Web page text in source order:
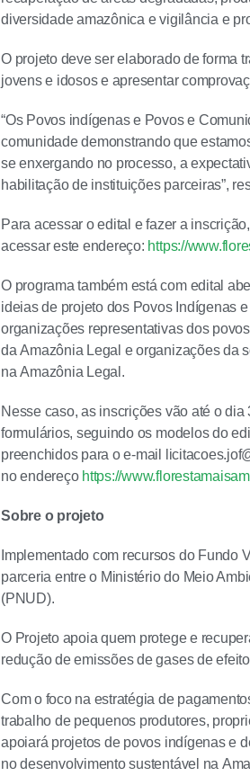
diversidade amazônica e vigilância e
O projeto deve ser elaborado de forma
jovens e idosos e apresentar
“Os Povos indígenas e Povos e
comunidade demonstrando que
se enxergando no processo, a
habilitação de instituições parceiras”,
Para acessar o edital e fazer a
acessar este endereço: https://
O programa também está com edital
ideias de projeto dos Povos Indígenas
organizações representativas dos
da Amazônia Legal e organizações da
na Amazônia Legal.
Nesse caso, as inscrições vão até o
formulários, seguindo os modelos do
preenchidos para o e-mail
no endereço https://
Sobre o projeto
Implementado com recursos do Fundo
parceria entre o Ministério do Meio
(PNUD).
O Projeto apoia quem protege e
redução de emissões de gases de
Com o foco na estratégia de
trabalho de pequenos produtores,
apoiará projetos de povos indígenas e
no desenvolvimento sustentável na